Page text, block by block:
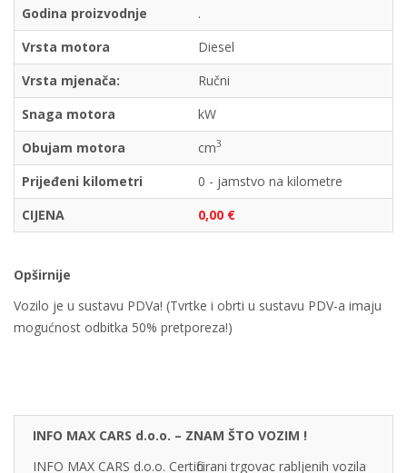
Godina proizvodnje
.
Vrsta motora
Diesel
Vrsta mjenača:
Ručni
Snaga motora
kW
Obujam motora
cm3
Prijeđeni kilometri
0 - jamstvo na kilometre
CIJENA
0,00 €
Opširnije
Vozilo je u sustavu PDVa! (Tvrtke i obrti u sustavu PDV-a imaju
mogućnost odbitka 50% pretporeza!)
INFO MAX CARS d.o.o. – ZNAM ŠTO VOZIM !
INFO MAX CARS d.o.o. Certificirani trgovac rabljenih vozila